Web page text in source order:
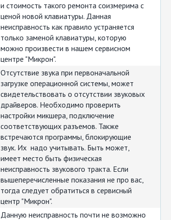
и стоимость такого ремонта соизмерима с
ценой новой клавиатуры. Данная
неисправность как правило устраняется
только заменой клавиатуры, которую
можно произвести в нашем сервисном
центре "Микрон".
Отсутствие звука при первоначальной
загрузке операционной системы, может
свидетельствовать о отсутствии звуковых
драйверов. Необходимо проверить
настройки микшера, подключение
соответствующих разъемов. Также
встречаются программы, блокирующие
звук. Их надо учитывать. Быть может,
имеет место быть физическая
неисправность звукового тракта. Если
вышеперечисленные показания не про вас,
тогда следует обратиться в сервисный
центр "Микрон".
Данную неисправность почти не возможно